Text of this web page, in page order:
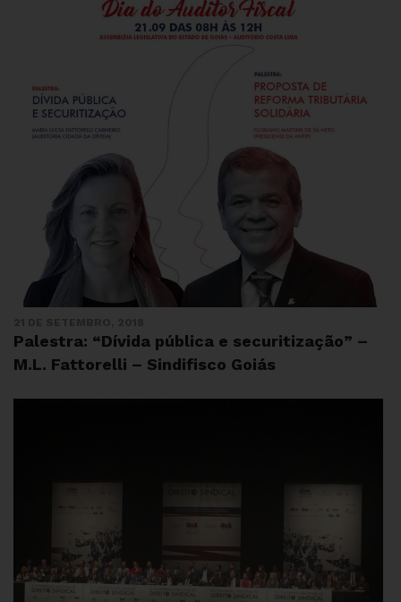
Palestra: “Dívida pública e securitização” –
M.L. Fattorelli – Sindifisco Goiás